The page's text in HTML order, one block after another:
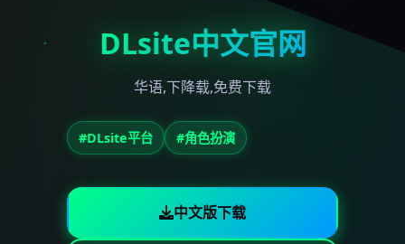
DLsite中文官网
华语,下降载,免费下载
#DLsite平台 #角色扮演
中文版下载